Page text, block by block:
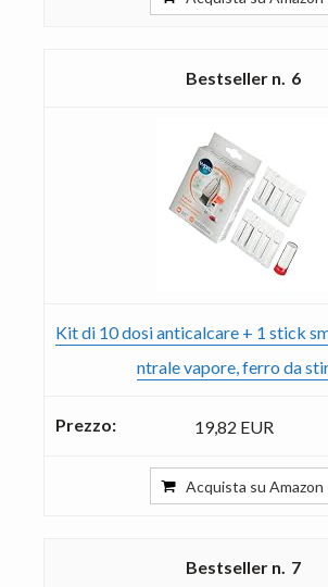
6
Kit di 10 dosi anticalcare + 1 stick
ntrale vapore, ferro da
19,82 EUR
Acquista su Amazon
7